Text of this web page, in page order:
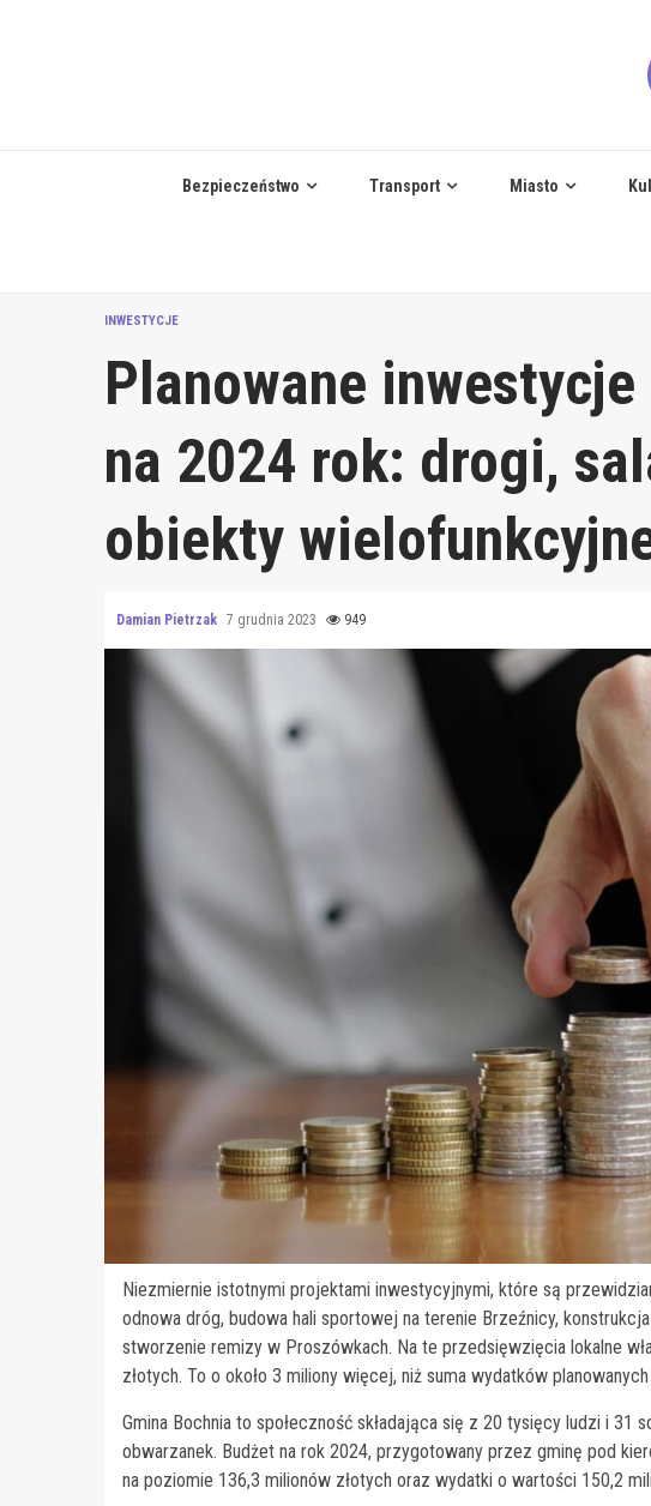
Bezpieczeństwo Transport Miasto
INWESTYCJE
Planowane
na 2024 rok: drogi,
obiekty
Damian Pietrzak 7 grudnia 2023 949
Niezmiernie istotnymi projektami inwestycyjnymi, które są
odnowa dróg, budowa hali sportowej na terenie Brzeźnicy,
stworzenie remizy w Proszówkach. Na te przedsięwzięcia lokalne
złotych. To o około 3 miliony więcej, niż suma wydatków
Gmina Bochnia to społeczność składająca się z 20 tysięcy ludzi i 31
obwarzanek. Budżet na rok 2024, przygotowany przez gminę pod
na poziomie 136,3 milionów złotych oraz wydatki o wartości 150,2